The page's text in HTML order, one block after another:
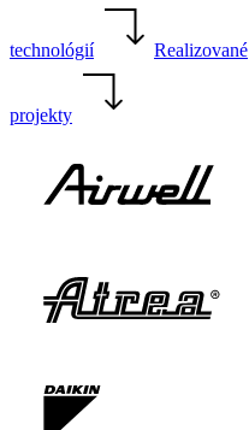
technológií Realizované
projekty